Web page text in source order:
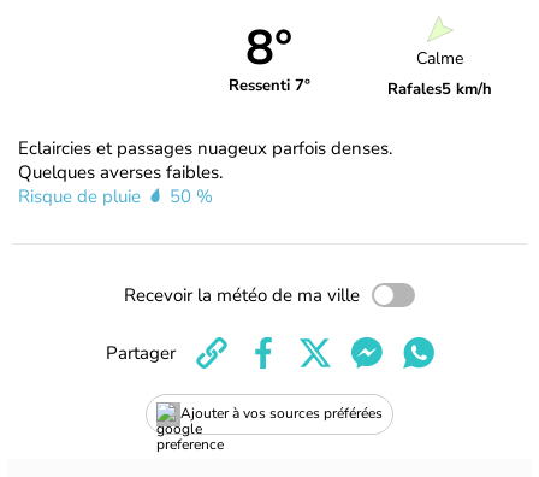
8°
Ressenti 7°
Calme
Rafales5 km/h
Eclaircies et passages nuageux parfois denses.
Quelques averses faibles.
Risque de pluie
50 %
Recevoir la météo de ma ville
Ajouter à vos sources préférées
Partager